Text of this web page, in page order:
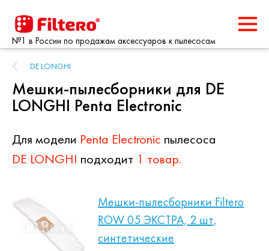
№1 в России по продажам аксессуаров к пылесосам
DE LONGHI
Мешки-пылесборники для DE
LONGHI Penta Electronic
Для модели Penta Electronic пылесоса
DE LONGHI подходит 1 товар.
Мешки-пылесборники Filtero
ROW 05 ЭКСТРА, 2 шт,
синтетические